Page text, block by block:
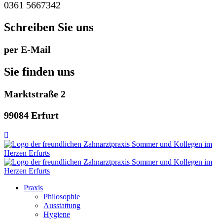
0361 5667342
Schreiben Sie uns
per E-Mail
Sie finden uns
Marktstraße 2
99084 Erfurt
Praxis
Philosophie
Ausstattung
Hygiene